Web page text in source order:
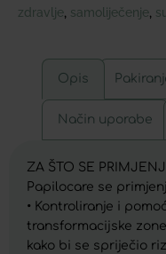
zdravlje samoliječenje
Opis
Način uporabe
ZA ŠTO SE
Papilocare se
• Kontroliranje i
transformacijske
kako bi se spriječio